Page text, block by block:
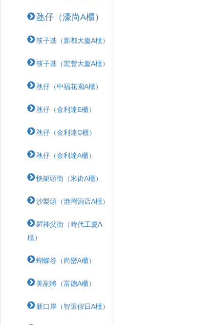
氹仔（濠尚A櫃）
筷子基（新都大廈A櫃）
筷子基（宏豐大廈A櫃）
氹仔（中福花園A櫃）
氹仔（金利達E櫃）
氹仔（金利達C櫃）
氹仔（金利達A櫃）
快艇頭街（米街A櫃）
沙梨頭（港灣酒店A櫃）
羅神父街（時代工廈A
櫃）
蝴蝶⾕（尚巒A櫃）
美副將（富德A櫃）
新口岸（智選假日A櫃）